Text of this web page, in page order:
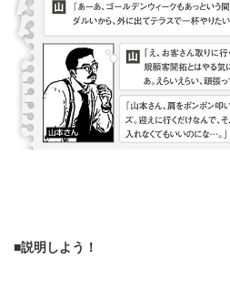
■説明しよう！